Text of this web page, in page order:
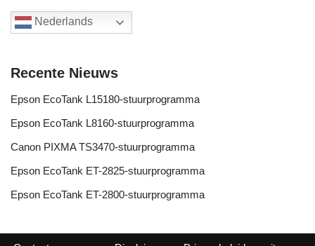
Nederlands
Recente Nieuws
Epson EcoTank L15180-stuurprogramma
Epson EcoTank L8160-stuurprogramma
Canon PIXMA TS3470-stuurprogramma
Epson EcoTank ET-2825-stuurprogramma
Epson EcoTank ET-2800-stuurprogramma